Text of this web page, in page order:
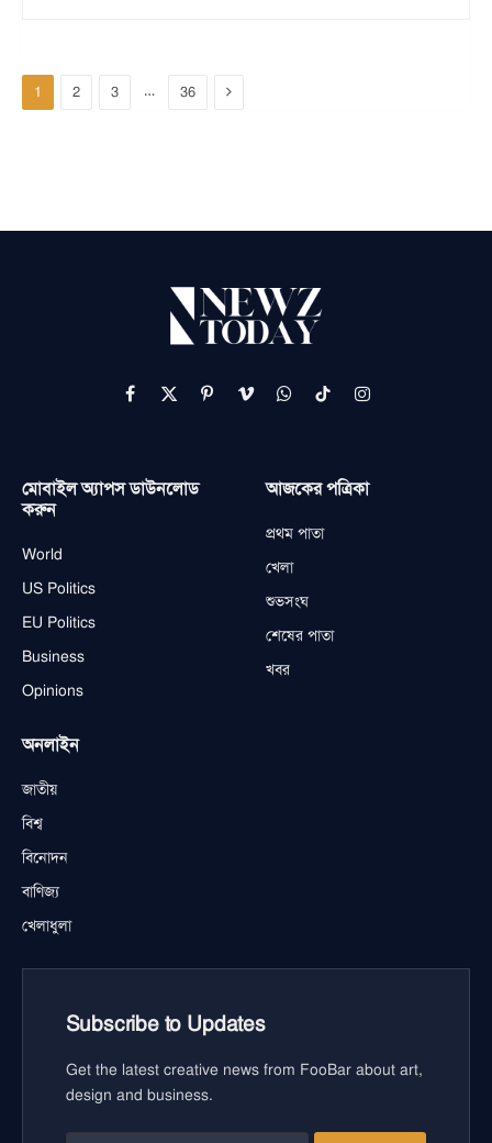
1 2 3 … 36 Next
Facebook
X
PinterestVimeoWhatsAppTikTokInstagram
মোবাইল অ্যাপস ডাউনলোড
করুন
World
US Politics
EU Politics
Business
Opinions
আজকের পত্রিকা
প্রথম পাতা
খেলা
শুভসংঘ
শেষের পাতা
খবর
অনলাইন
জাতীয়
বিশ্ব
বিনোদন
বাণিজ্য
খেলাধুলা
Subscribe to Updates
Get the latest creative news from FooBar about art,
design and business.